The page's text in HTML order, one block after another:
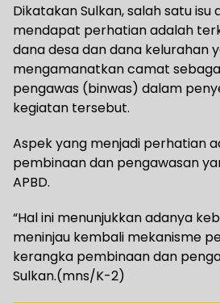
Dikatakan Sulkan, salah satu
mendapat perhatian adalah
dana desa dan dana kelurahan
mengamanatkan camat
pengawas (binwas) dalam
kegiatan tersebut.
Aspek yang menjadi perhatian
pembinaan dan pengawasan
APBD.
“Hal ini menunjukkan adanya
meninjau kembali mekanisme
kerangka pembinaan dan
Sulkan.(mns/K-2)